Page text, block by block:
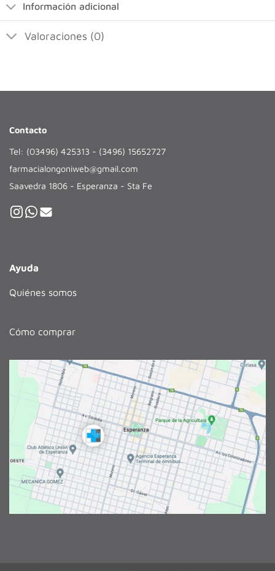
Información adicional
Valoraciones (0)
Contacto
Tel: (03496) 425313 - (3496) 15652727
farmacialongoniweb@gmail.com
Saavedra 1806 - Esperanza - Sta Fe
Ayuda
Quiénes somos
Cómo comprar